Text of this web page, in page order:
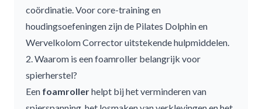
coördinatie. Voor core-training en
houdingsoefeningen zijn de Pilates Dolphinen
Wervelkolom Correctoruitstekende hulpmiddelen.
2. Waarom is een foamroller belangrijk voor
spierherstel?
Een foamrollerhelpt bij het verminderen van